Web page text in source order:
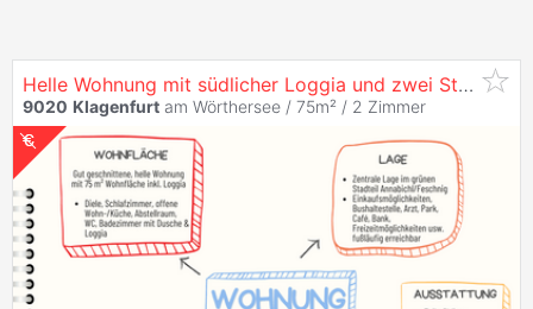
Helle Wohnung mit südlicher Loggia und zwei Stellplätzen im grünen
9020 Klagenfurt am Wörthersee / 75m² / 2 Zimmer